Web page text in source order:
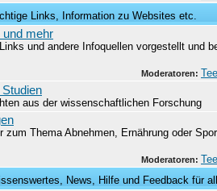
Links, Information zu Websites etc.
und mehr
und andere Infoquellen vorgestellt und
Moderatoren:
aus der wissenschaftlichen Forschung
zum Thema Abnehmen, Ernährung oder
Moderatoren:
News, Hilfe und Feedback für